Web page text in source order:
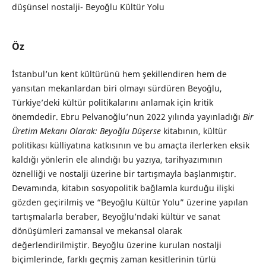
düşünsel nostalji- Beyoğlu Kültür Yolu
Öz
İstanbul’un kent kültürünü hem şekillendiren hem de
yansıtan mekanlardan biri olmayı sürdüren Beyoğlu,
Türkiye’deki kültür politikalarını anlamak için kritik
önemdedir. Ebru Pelvanoğlu’nun 2022 yılında yayınladığı Bir
Üretim Mekanı Olarak: Beyoğlu Düşersekitabının, kültür
politikası külliyatına katkısının ve bu amaçta ilerlerken eksik
kaldığı yönlerin ele alındığı bu yazıya, tarihyazımının
öznelliği ve nostalji üzerine bir tartışmayla başlanmıştır.
Devamında, kitabın sosyopolitik bağlamla kurduğu ilişki
gözden geçirilmiş ve “Beyoğlu Kültür Yolu” üzerine yapılan
tartışmalarla beraber, Beyoğlu’ndaki kültür ve sanat
dönüşümleri zamansal ve mekansal olarak
değerlendirilmiştir. Beyoğlu üzerine kurulan nostalji
biçimlerinde, farklı geçmiş zaman kesitlerinin türlü